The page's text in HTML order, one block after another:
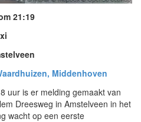
21:19
Middenhoven
uur is er melding gemaakt van
Dreesweg in Amstelveen in het
wacht op een eerste